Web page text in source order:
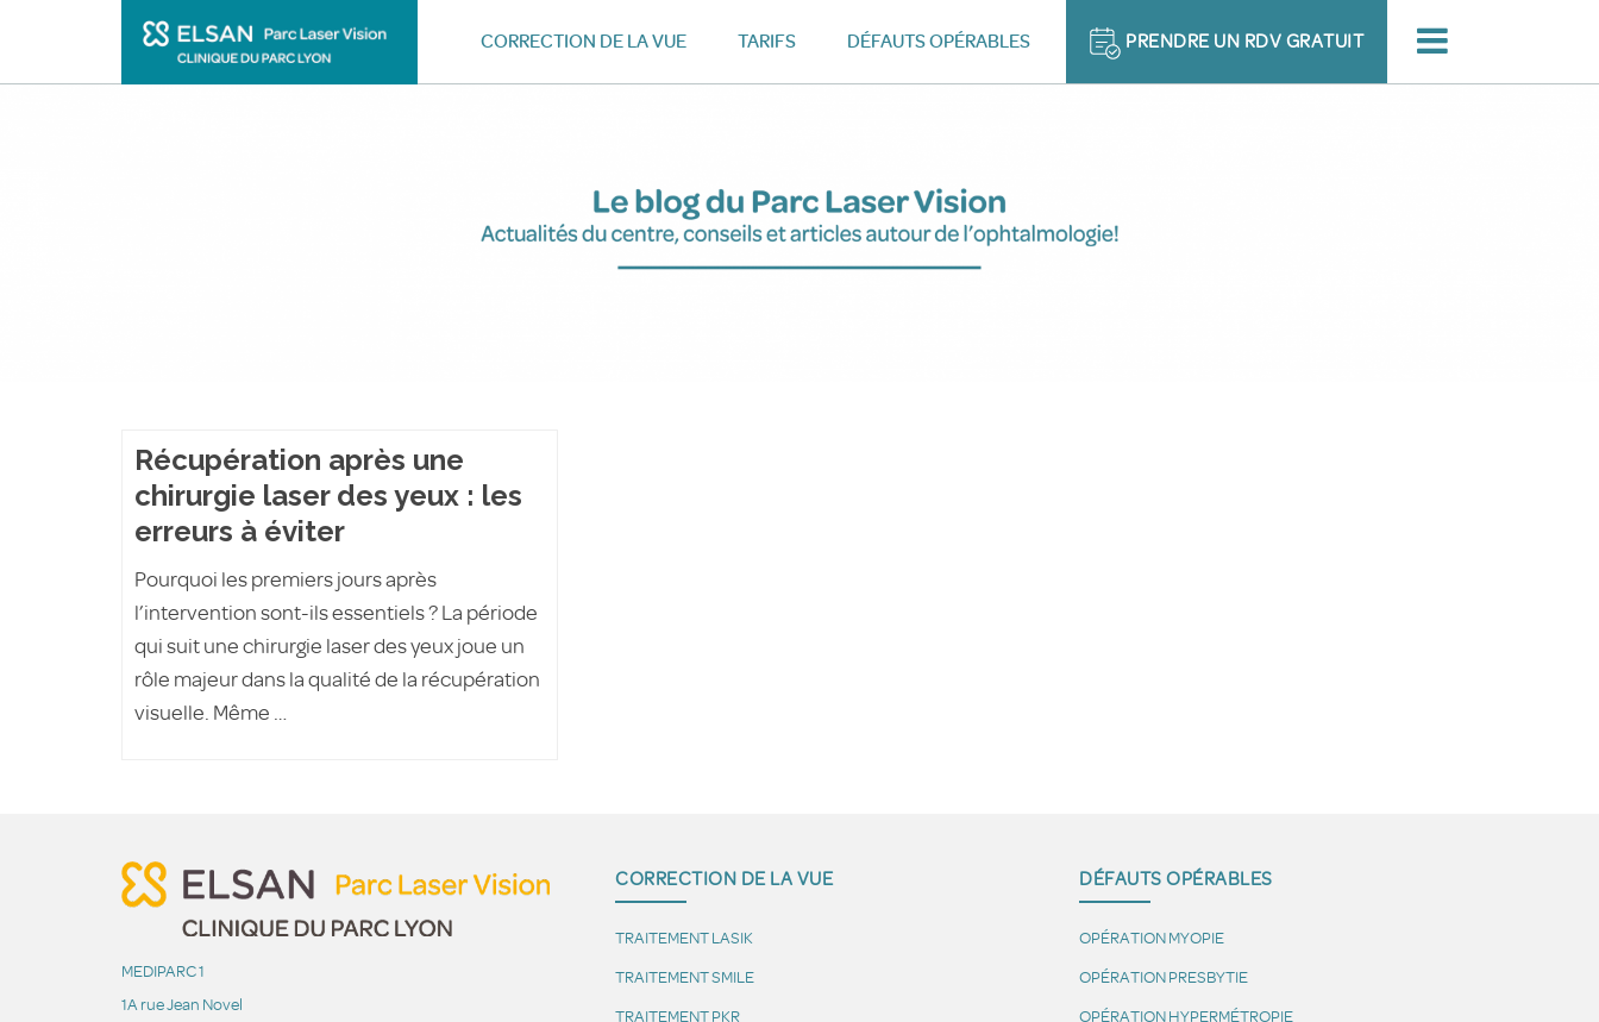
CORRECTION DE LA VUE TARIFS DÉFAUTS OPÉRABLES PRENDRE UN RDV GRATUIT
Récupération après une
chirurgie laser des yeux : les
erreurs à éviter
Pourquoi les premiers jours après
l’intervention sont-ils essentiels ? La période
qui suit une chirurgie laser des yeux joue un
rôle majeur dans la qualité de la récupération
visuelle. Même …
MEDIPARC 1
1A rue Jean Novel
CORRECTION DE LA VUE
TRAITEMENT LASIK
TRAITEMENT SMILE
TRAITEMENT PKR
DÉFAUTS OPÉRABLES
OPÉRATION MYOPIE
OPÉRATION PRESBYTIE
OPÉRATION HYPERMÉTROPIE